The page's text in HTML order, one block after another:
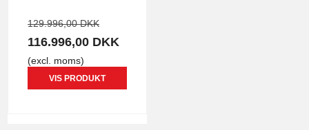
129.996,00 DKK
116.996,00 DKK
(excl. moms)
VIS PRODUKT